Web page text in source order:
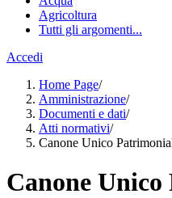
Agricoltura
Tutti gli argomenti...
Accedi
Home Page/
Amministrazione/
Documenti e dati/
Atti normativi/
Canone Unico
Canone